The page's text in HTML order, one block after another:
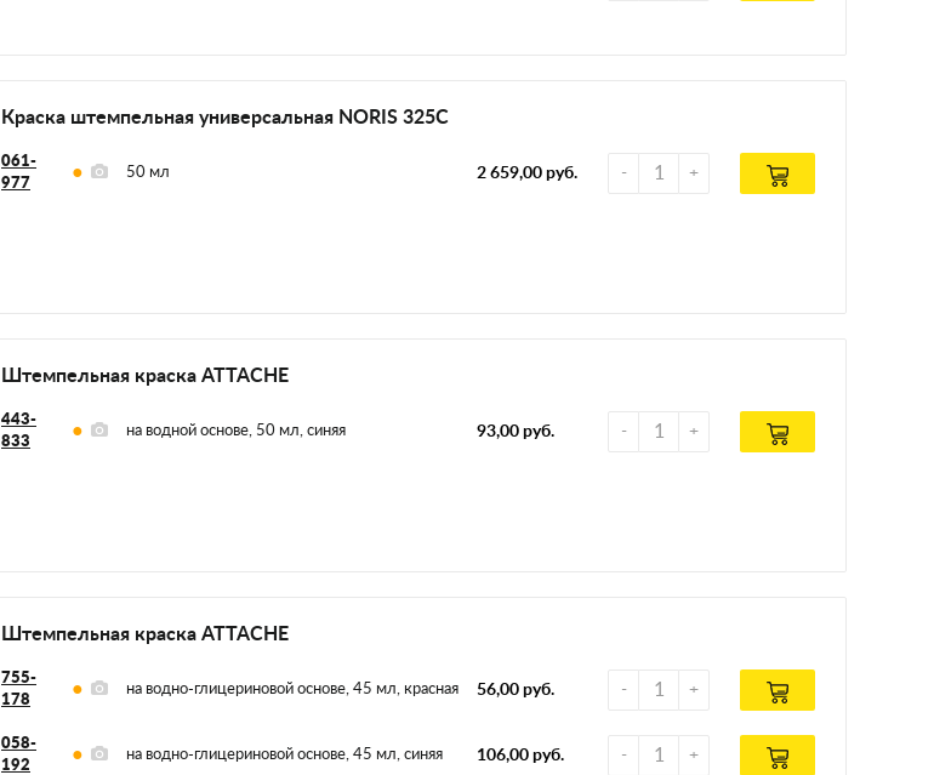
Краска штемпельная универсальная NORIS 325С
061-
977
50 мл 2 659,00 руб.
Штемпельная краска ATTACHE
443-
833
на водной основе, 50 мл, синяя 93,00 руб.
Штемпельная краска ATTACHE
755-
178
на водно-глицериновой основе, 45 мл, красная 56,00 руб.
058-
192
на водно-глицериновой основе, 45 мл, синяя 106,00 руб.